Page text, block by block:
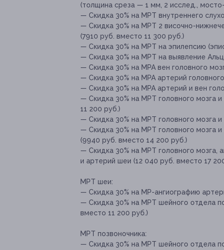
(толщина среза — 1 мм, 2 исслед.,
— Скидка 30% на МРТ внутреннего
— Скидка 30% на МРТ 2 височно-
(7910 руб. вместо 11 300 руб.)
— Скидка 30% на МРТ на эпилепсию
— Скидка 30% на МРТ на выявление
— Скидка 30% на МРА вен головного
— Скидка 30% на МРА артерий
— Скидка 30% на МРА артерий и вен
— Скидка 30% на МРТ головного мозга
11 200 руб.)
— Скидка 30% на МРТ головного мозга
— Скидка 30% на МРТ головного мозга
(9940 руб. вместо 14 200 руб.)
— Скидка 30% на МРТ головного мозга,
и артерий шеи (12 040 руб. вместо 17
МРТ шеи:
— Скидка 30% на МР-ангиографию
— Скидка 30% на МРТ шейного отдела
вместо 11 200 руб.)
МРТ позвоночника:
— Скидка 30% на МРТ шейного отдела